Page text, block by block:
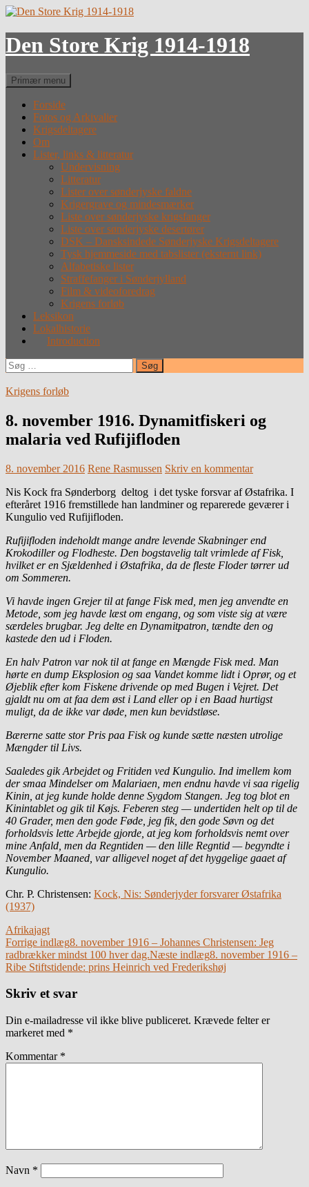
Hop
indhold
Den Store Krig 1914-1918
Søg
Primær menu
Forside
Fotos og Arkivalier
Krigsdeltagere
Om
Lister, links & litteratur
Undervisning
Litteratur
Lister over sønderjyske faldne
Krigergrave og mindesmærker
Liste over sønderjyske krigsfanger
Liste over sønderjyske desertører
DSK – Dansksindede Sønderjyske Krigsdeltagere
Tysk hjemmeside med tabslister (eksternt link)
Alfabetiske lister
Straffefanger i Sønderjylland
Film & videoforedrag
Krigens forløb
Leksikon
Lokalhistorie
Introduction
Søg
efter:
Krigens forløb
8. november 1916. Dynamitfiskeri og
malaria ved Rufijifloden
8. november 2016 Rene Rasmussen Skriv en kommentar
Nis Kock fra Sønderborg deltog i det tyske forsvar af Østafrika. I
efteråret 1916 fremstillede han landminer og reparerede geværer i
Kungulio ved Rufijifloden.
Rufijifloden indeholdt mange andre levende Skabninger end
Krokodiller og Flodheste. Den bogstavelig talt vrimlede af Fisk,
hvilket er en Sjældenhed i Østafrika, da de fleste Floder tørrer ud
om Sommeren.
Vi havde ingen Grejer til at fange Fisk med, men jeg anvendte en
Metode, som jeg havde læst om engang, og som viste sig at være
særdeles brugbar. Jeg delte en Dynamitpatron, tændte den og
kastede den ud i Floden.
En halv Patron var nok til at fange en Mængde Fisk med. Man
hørte en dump Eksplosion og saa Vandet komme lidt i Oprør, og et
Øjeblik efter kom Fiskene drivende op med Bugen i Vejret. Det
gjaldt nu om at faa dem øst i Land eller op i en Baad hurtigst
muligt, da de ikke var døde, men kun bevidstløse.
Bærerne satte stor Pris paa Fisk og kunde sætte næsten utrolige
Mængder til Livs.
Saaledes gik Arbejdet og Fritiden ved Kungulio. Ind imellem kom
der smaa Mindelser om Malariaen, men endnu havde vi saa rigelig
Kinin, at jeg kunde holde denne Sygdom Stangen. Jeg tog blot en
Kinintablet og gik til Køjs. Feberen steg — undertiden helt op til de
40 Grader, men den gode Føde, jeg fik, den gode Søvn og det
forholdsvis lette Arbejde gjorde, at jeg kom forholdsvis nemt over
mine Anfald, men da Regntiden — den lille Regntid — begyndte i
November Maaned, var alligevel noget af det hyggelige gaaet af
Kungulio.
Chr. P. Christensen: Kock, Nis: Sønderjyder forsvarer Østafrika
(1937)
Afrikajagt
Indlægsnavigation
Forrige indlæg8. november 1916 – Johannes Christensen: Jeg
radbrækker mindst 100 hver dag.Næste indlæg8. november 1916 –
Ribe Stiftstidende: prins Heinrich ved Frederikshøj
Skriv et svar
Din e-mailadresse vil ikke blive publiceret. Krævede felter er
markeret med *
Kommentar *
Navn *